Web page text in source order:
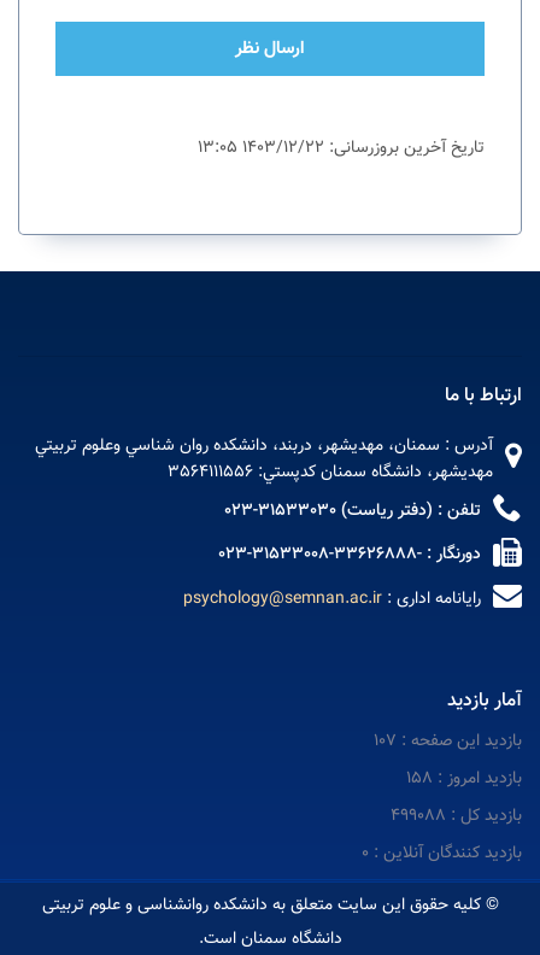
ارسال نظر
تاریخ آخرین بروزرسانی: 1403/12/22 13:05
ارتباط با ما
آدرس : سمنان، مهديشهر، دربند، دانشکده روان شناسي وعلوم تربيتي
مهديشهر، دانشگاه سمنان کدپستي: 3564111556
تلفن : (دفتر ریاست) 31533030-023
دورنگار : -33626888-31533008-023
رایانامه اداری : psychology@semnan.ac.ir
آمار بازدید
بازدید این صفحه : 107
بازدید امروز : 158
بازدید کل : 499088
بازدید کنندگان آنلاین : 0
© کلیه حقوق این سایت متعلق به دانشکده روانشناسی و علوم تربیتی
دانشگاه سمنان است.